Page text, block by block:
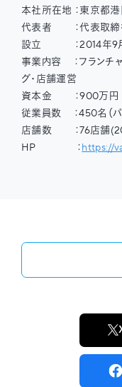
本社所在地 ：東京都
代表者 ：代表取締
設立 ：2014年9月
事業内容 ：フランチャ
グ・店舗運営
資本金 ：900万円
従業員数 ：450名（パ
店舗数 ：76店舗
HP ：https://